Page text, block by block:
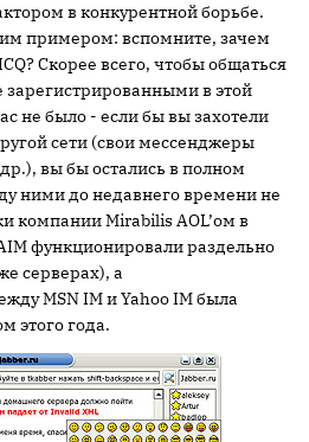
в конкурентной борьбе.
примером: вспомните, зачем
Скорее всего, чтобы общаться
в этой
не было - если бы вы захотели
сети (свои мессенджеры
др.), вы бы остались в полном
ними до недавнего времени не
компании Mirabilis AOL’ом в
функционировали раздельно
серверах), а
MSN IM и Yahoo IM была
этого года.